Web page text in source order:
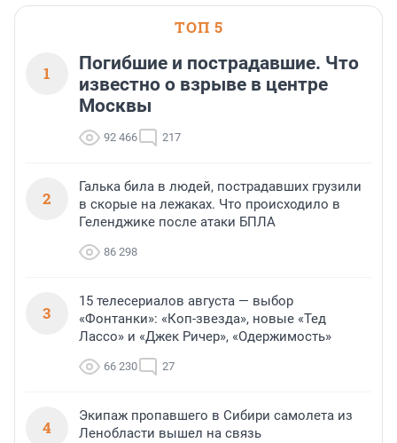
ТОП 5
1
Погибшие и пострадавшие. Что
известно о взрыве в центре
Москвы
92 466 217
2
Галька била в людей, пострадавших грузили
в скорые на лежаках. Что происходило в
Геленджике после атаки БПЛА
86 298
3
15 телесериалов августа — выбор
«Фонтанки»: «Коп-звезда», новые «Тед
Лассо» и «Джек Ричер», «Одержимость»
66 230 27
4
Экипаж пропавшего в Сибири самолета из
Ленобласти вышел на связь